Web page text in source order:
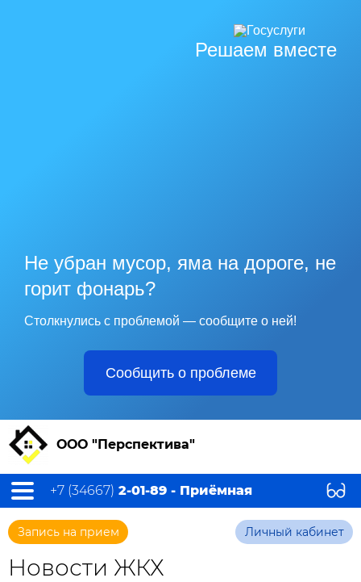
Решаем вместе
Не убран мусор, яма на дороге, не
горит фонарь?
Столкнулись с проблемой — сообщите о ней!
Сообщить о проблеме
ООО "Перспектива"
+7 (34667) 2-01-89 - Приёмная
Запись на прием Личный кабинет
Новости ЖКХ